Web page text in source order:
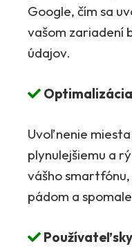
Google, čím sa
vašom zariadení
údajov.
Uvoľnenie
plynulejšiemu a
vášho
pádom a